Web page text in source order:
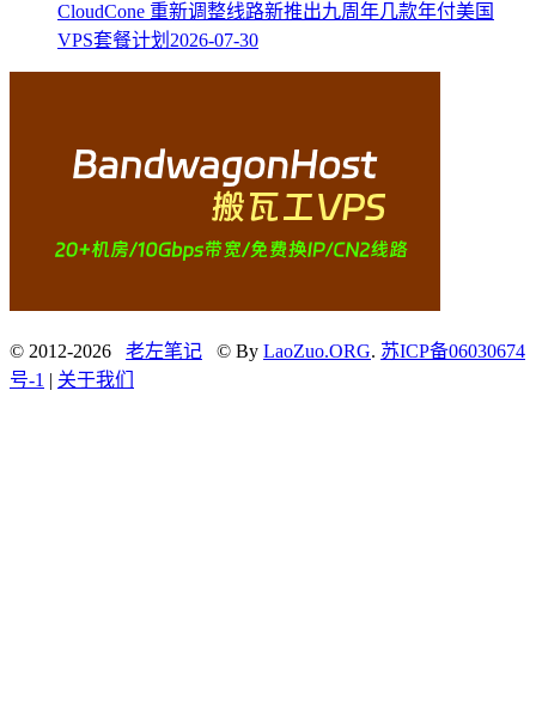
CloudCone 重新调整线路新推出九周年几款年付美国
VPS套餐计划 2026-07-30
© 2012-2026 老左笔记 © By LaoZuo.ORG. 苏ICP备06030674
号-1 | 关于我们